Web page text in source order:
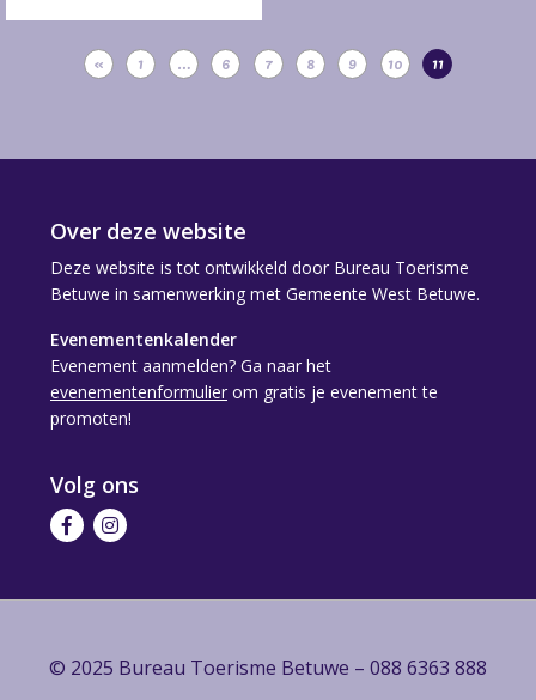
« 1 … 6 7 8 9 10 11
Over deze website
Deze website is tot ontwikkeld door Bureau Toerisme
Betuwe in samenwerking met Gemeente West Betuwe.
Evenementenkalender
Evenement aanmelden? Ga naar het
evenementenformulier om gratis je evenement te
promoten!
Volg ons
Volg Volg
© 2025 Bureau Toerisme Betuwe – 088 6363 888